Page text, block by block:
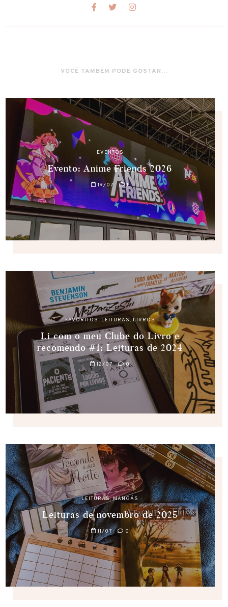
VOCÊ TAMBÉM PODE GOSTAR...
EVENTOS
Evento: Anime Friends 2026
19/07 1
FAVORITOS, LEITURAS ,LIVROS
Li com o meu Clube do Livro e
recomendo #1: Leituras de 2024
12/07 0
LEITURAS,MANGÁS
Leituras de novembro de 2025
11/07 0